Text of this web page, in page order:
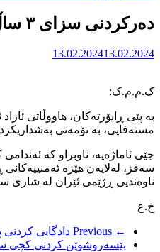
دەرکردنی سزای ٣ ساڵ زیندانی بۆ ئازاد ئەمینی
13.02.202413.02.2024
‏ک.م.م.ک:
بە پێی ڕاپۆرتەکان، هاووڵاتی
مستەفایی، بە تۆمەتی بەشداریکردن لە کۆبوونەوە و هەوڵ
ناوەندیی ڕژێمی ئێران لە شاری
خ.ع
← Previous
دادگایی
بێسەروشوێن کردنی کچی